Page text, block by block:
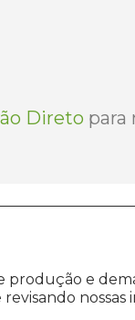
Direto para
produção e